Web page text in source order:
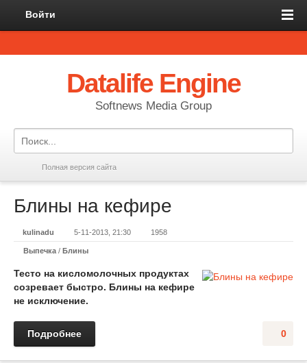
Войти
Datalife Engine
Softnews Media Group
Полная версия сайта
Блины на кефире
kulinadu 5-11-2013, 21:30 1958
Выпечка / Блины
Тесто на кисломолочных продуктах
созревает быстро. Блины на кефире
не исключение.
0
Подробнее